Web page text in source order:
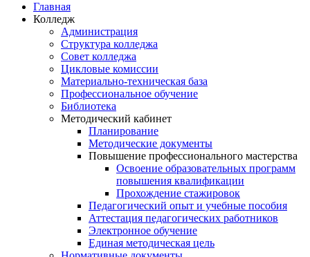
Главная
Колледж
Администрация
Структура колледжа
Совет колледжа
Цикловые комиссии
Материально-техническая база
Профессиональное обучение
Библиотека
Методический кабинет
Планирование
Методические документы
Повышение профессионального мастерства
Освоение образовательных программ
повышения квалификации
Прохождение стажировок
Педагогический опыт и учебные пособия
Аттестация педагогических работников
Электронное обучение
Единая методическая цель